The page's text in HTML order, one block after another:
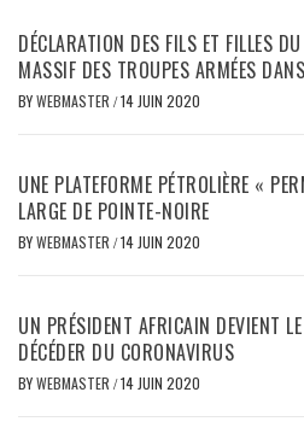
DÉCLARATION DES FILS ET FILLES
MASSIF DES TROUPES ARMÉES
BYWEBMASTER /14 JUIN 2020
UNE PLATEFORME PÉTROLIÈRE «
LARGE DE POINTE-NOIRE
BYWEBMASTER /14 JUIN 2020
UN PRÉSIDENT AFRICAIN DEVIENT
DÉCÉDER DU CORONAVIRUS
BYWEBMASTER /14 JUIN 2020